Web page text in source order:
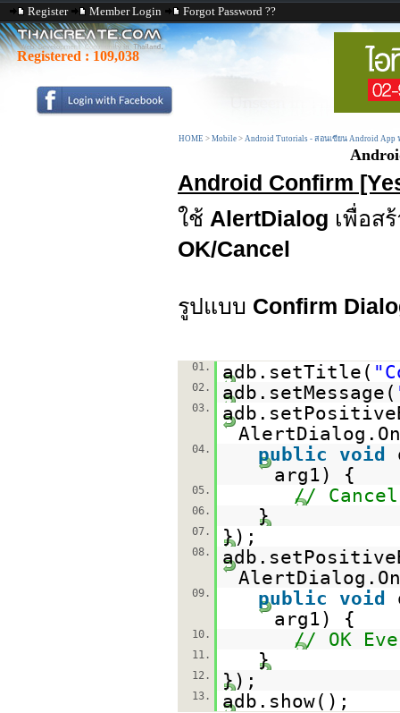
Register Member Login Forgot Password ??
Registered : 109,038
HOME > Mobile > Android Tutorials - สอนเขียน Android App
Android Confirm
ใช้ AlertDialog เพื่อส
OK/Cancel
รูปแบบ Confirm
01. adb.setTitle(
02. adb.setMessage(
03.
04. public void
arg1) {
05. //
06. }
07. });
08.
09. public void
arg1) {
10. // OK
11. }
12. });
13. adb.show();